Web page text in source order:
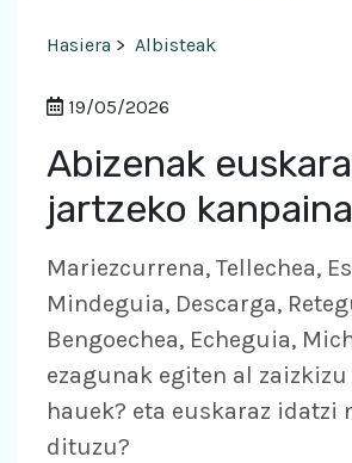
Hasiera > Albisteak
19/05/2026
Abizenak
jartzeko kanpaina
Mariezcurrena, Tellechea,
Mindeguia, Descarga,
Bengoechea, Echeguia,
ezagunak egiten al zaizkizu
hauek? eta euskaraz idatzi
dituzu?